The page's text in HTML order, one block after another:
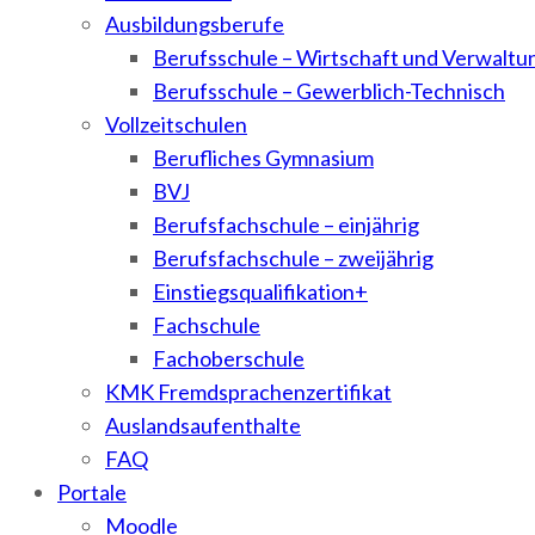
Ausbildungsberufe
Berufsschule – Wirtschaft und
Berufsschule – Gewerblich-Technisch
Vollzeitschulen
Berufliches Gymnasium
BVJ
Berufsfachschule – einjährig
Berufsfachschule – zweijährig
Einstiegsqualifikation+
Fachschule
Fachoberschule
KMK Fremdsprachenzertifikat
Auslandsaufenthalte
FAQ
Portale
Moodle